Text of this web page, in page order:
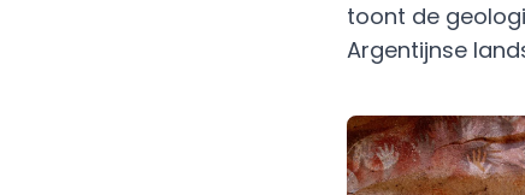
toont de
Argentijnse